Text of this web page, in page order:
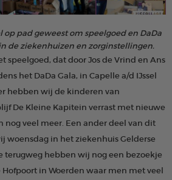
op pad geweest om speelgoed en DaDa
de ziekenhuizen en zorginstellingen.
speelgoed, dat door Jos de Vrind en Ans
het DaDa Gala, in Capelle a/d IJssel
hebben wij de kinderen van
De Kleine Kapitein verrast met nieuwe
nog veel meer. Een ander deel van dit
woensdag in het ziekenhuis Gelderse
terugweg hebben wij nog een bezoekje
in Woerden waar men met veel